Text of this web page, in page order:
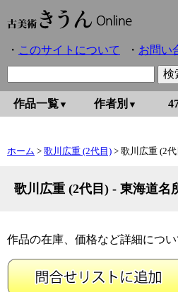
このサイトについて お問い
作品一覧 作者別
ホーム > 歌川広重 (2代目) > 歌川広重 (2
歌川広重 (2代目) - 東海道名
作品の在庫、価格など詳細につ